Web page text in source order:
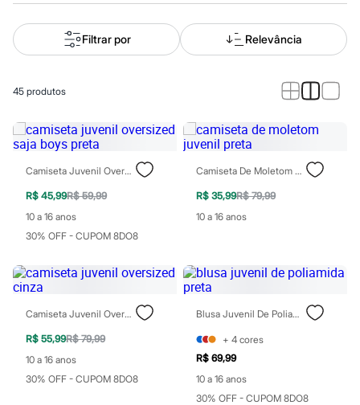
Alfaiataria
Novidades
Roupas
Blusas e Camisetas
Casacos e Jaquetas
Macacões
Saias
Shorts e Bermudas
Vestidos
Bolsas
Bonés e Chapéus
Cintos
Relógios
Calçados
Chinelos
Sandálias
Sapatilhas
Tênis
Marcas
Filtrar por Relevância
45 produtos
Camiseta Juvenil Oversized Saja Boys Preta
R$ 45,99R$ 59,99
10 a 16 anos
30% OFF - CUPOM 8DO8
Camiseta De Moletom Juvenil Preta
R$ 35,99R$ 79,99
10 a 16 anos
Camiseta Juvenil Oversized Cinza
R$ 55,99R$ 79,99
10 a 16 anos
30% OFF - CUPOM 8DO8
Blusa Juvenil De Poliamida Preta
+ 4 cores
R$ 69,99
10 a 16 anos
30% OFF - CUPOM 8DO8